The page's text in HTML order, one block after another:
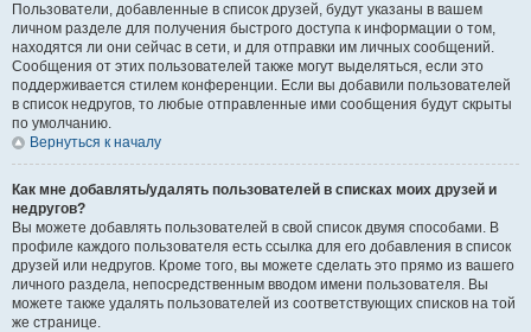
Пользователи, добавленные в список друзей, будут указаны в вашем
личном разделе для получения быстрого доступа к информации о том,
находятся ли они сейчас в сети, и для отправки им личных сообщений.
Сообщения от этих пользователей также могут выделяться, если это
поддерживается стилем конференции. Если вы добавили пользователей
в список недругов, то любые отправленные ими сообщения будут скрыты
по умолчанию.
Вернуться к началу
Как мне добавлять/удалять пользователей в списках моих друзей и
недругов?
Вы можете добавлять пользователей в свой список двумя способами. В
профиле каждого пользователя есть ссылка для его добавления в список
друзей или недругов. Кроме того, вы можете сделать это прямо из вашего
личного раздела, непосредственным вводом имени пользователя. Вы
можете также удалять пользователей из соответствующих списков на той
же странице.